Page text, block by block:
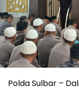
Polda Sulbar –